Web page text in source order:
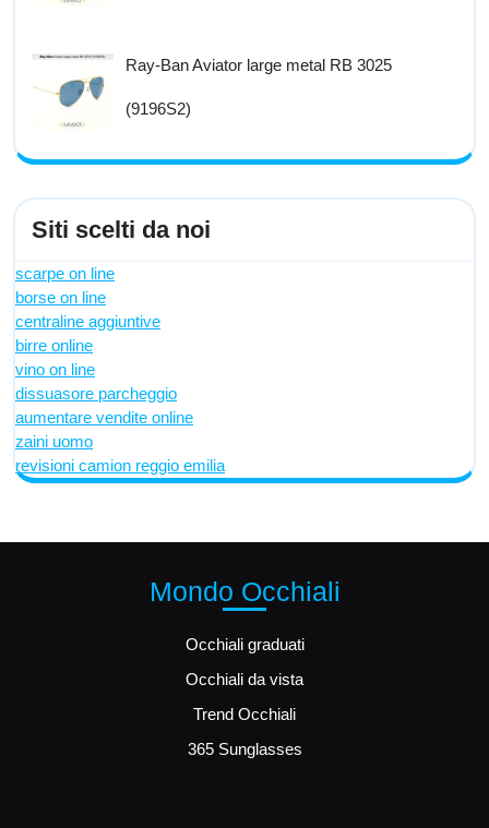
Ray-Ban Aviator large metal RB 3025
(9196S2)
Siti scelti da noi
scarpe on line
borse on line
centraline aggiuntive
birre online
vino on line
dissuasore parcheggio
aumentare vendite online
zaini uomo
revisioni camion reggio emilia
Mondo Occhiali
Occhiali graduati
Occhiali da vista
Trend Occhiali
365 Sunglasses